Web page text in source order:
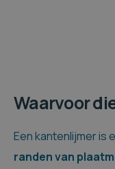
Waarvoor
Een kantenlijmer is
randen van